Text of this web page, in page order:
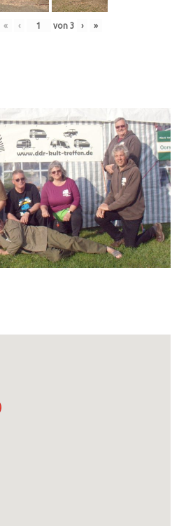
« ‹ von 3 › »